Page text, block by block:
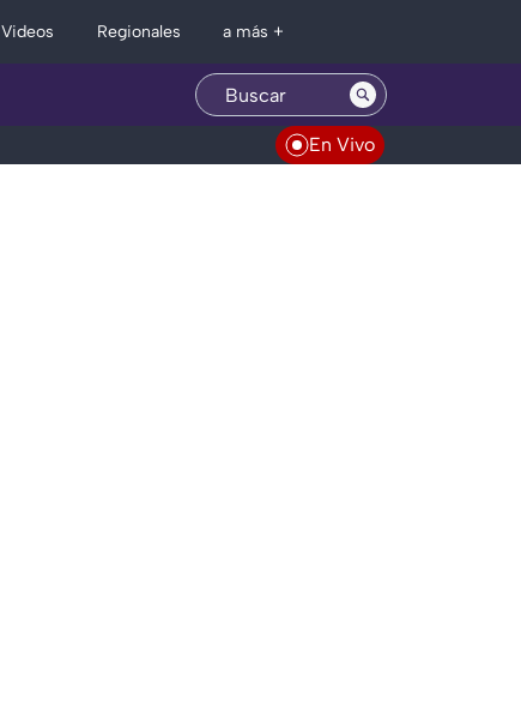
Videos Regionales a más +
En Vivo